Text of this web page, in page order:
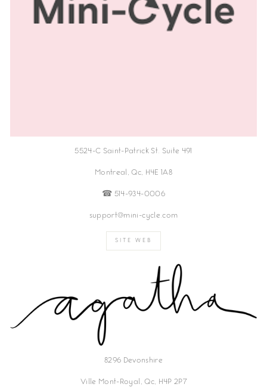
5524-C Saint-Patrick St. Suite 491
Montreal, Qc, H4E 1A8
☎︎ 514-934-0006
support@mini-cycle.com
SITE WEB
8296 Devonshire
Ville Mont-Royal, Qc, H4P 2P7